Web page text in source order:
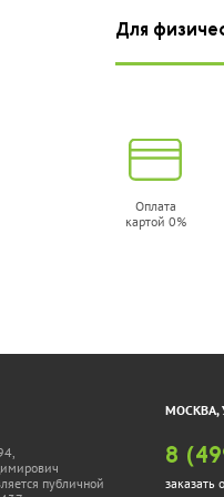
Для
Оплата
картой 0%
публичной
МОСКВА,
8
заказать